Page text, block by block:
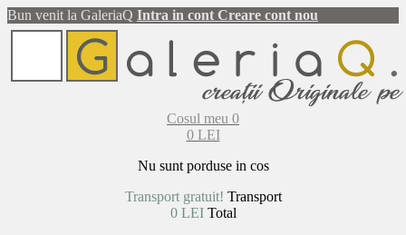
Bun venit la GaleriaQ Intra in cont Creare cont nou
Cosul meu 0
0 LEI
Nu sunt porduse in cos
Transport gratuit! Transport
0 LEI Total